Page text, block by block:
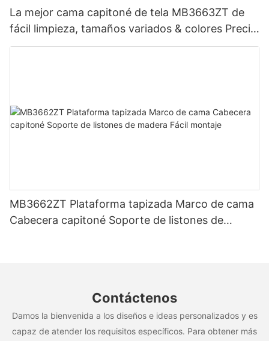
La mejor cama capitoné de tela MB3663ZT de
fácil limpieza, tamaños variados & colores Precio
de fábrica - Muebles JLH
MB3662ZT Plataforma tapizada Marco de cama
Cabecera capitoné Soporte de listones de
Contáctenos
Damos la bienvenida a los diseños e ideas personalizados y es
capaz de atender los requisitos específicos. Para obtener más